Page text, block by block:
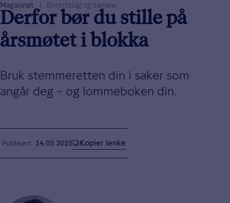
Magasinet Borettslag og sameie
Derfor bør du stille på
årsmøtet i blokka
Bruk stemmeretten din i saker som
angår deg – og lommeboken din.
Publisert 14.03.2025 Kopier lenke